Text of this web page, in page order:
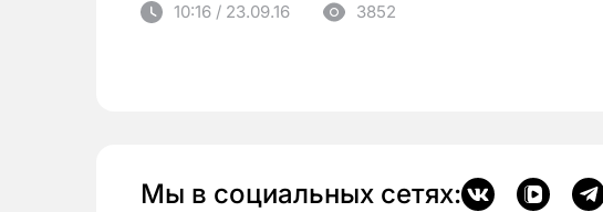
10:16 / 23.09.16 3852
Мы в социальных сетях: